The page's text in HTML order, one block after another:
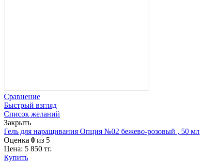
Сравнение
Быстрый взгляд
Список желаний
Закрыть
Гель для наращивания Опция №02 бежево-розовый , 50 мл
Оценка 0 из 5
Цена: 5 850 тг.
Купить